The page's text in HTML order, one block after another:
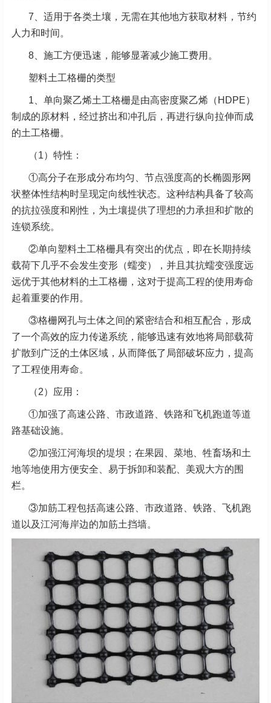
7、适用于各类土壤，无需在其他地方获取材料，节约
人力和时间。
8、施工方便迅速，能够显著减少施工费用。
塑料土工格栅的类型
1、单向聚乙烯土工格栅是由高密度聚乙烯（HDPE）
制成的原材料，经过挤出和冲孔后，再进行纵向拉伸而成
的土工格栅。
（1）特性：
①高分子在形成分布均匀、节点强度高的长椭圆形网
状整体性结构时呈现定向线性状态。这种结构具备了较高
的抗拉强度和刚性，为土壤提供了理想的力承担和扩散的
连锁系统。
②单向塑料土工格栅具有突出的优点，即在长期持续
载荷下几乎不会发生变形（蠕变），并且其抗蠕变强度远
远优于其他材料的土工格栅，这对于提高工程的使用寿命
起着重要的作用。
③格栅网孔与土体之间的紧密结合和相互配合，形成
了一个高效的应力传递系统，能够迅速有效地将局部载荷
扩散到广泛的土体区域，从而降低了局部破坏应力，提高
了工程使用寿命。
（2）应用：
①加强了高速公路、市政道路、铁路和飞机跑道等道
路基础设施。
②加强江河海坝的堤坝；在果园、菜地、牲畜场和土
地等地使用方便安全、易于拆卸和装配、美观大方的围
栏。
③加筋工程包括高速公路、市政道路、铁路、飞机跑
道以及江河海岸边的加筋土挡墙。